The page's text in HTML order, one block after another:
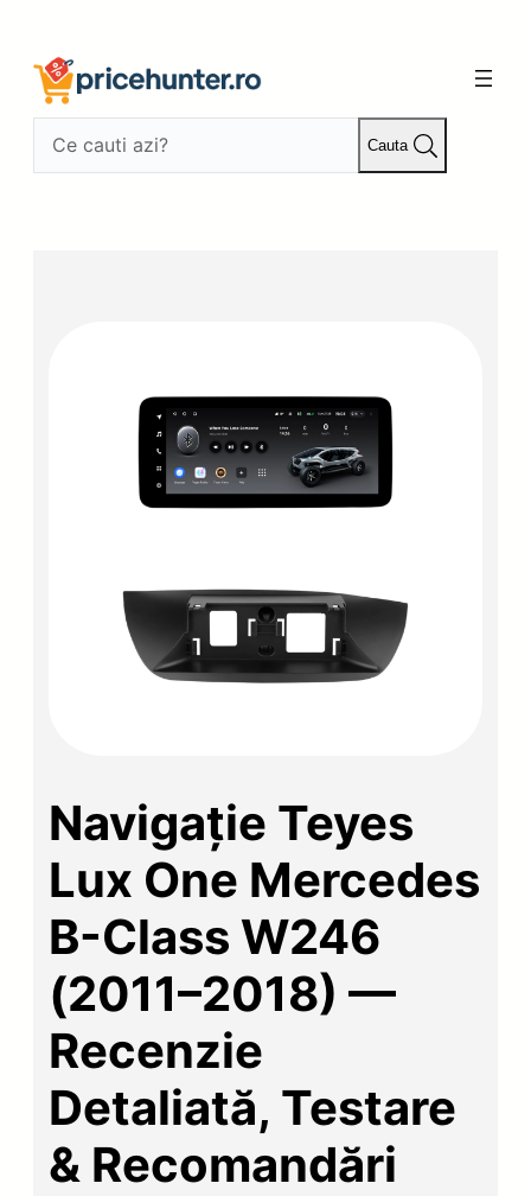
conținut
Cauta
Navigație Teyes
Lux One Mercedes
B-Class W246
(2011–2018) —
Recenzie
Detaliată, Testare
& Recomandări